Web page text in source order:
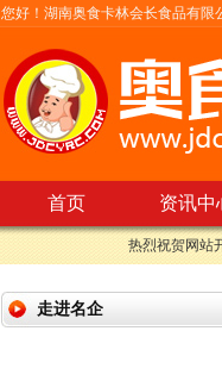
您好！湖南奥食卡林会长食品有限
首页 资讯中
热烈祝贺网站开
走进名企